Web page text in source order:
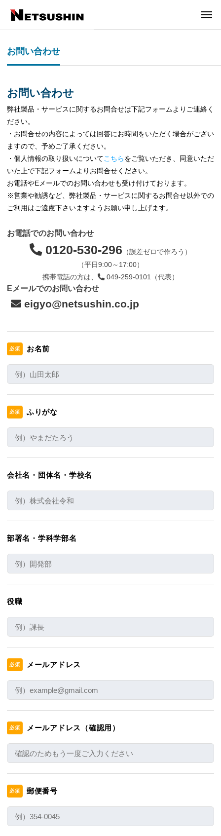
お問い合わせ
お問い合わせ
弊社製品・サービスに関するお問合せは下記フォームよりご連絡く
ださい。
・お問合せの内容によっては回答にお時間をいただく場合がござい
ますので、予めご了承ください。
・個人情報の取り扱いについてこちらをご覧いただき、同意いただ
いた上で下記フォームよりお問合せください。
お電話やEメールでのお問い合わせも受け付けております。
※営業や勧誘など、弊社製品・サービスに関するお問合せ以外での
ご利用はご遠慮下さいますようお願い申し上げます。
お電話でのお問い合わせ
0120-530-296 （誤差ゼロで作ろう）
（平日9:00～17:00）
携帯電話の方は、
049-259-0101（代表）
Eメールでのお問い合わせ
eigyo@netsushin.co.jp
必須 お名前
必須 ふりがな
会社名・団体名・学校名
部署名・学科学部名
役職
必須 メールアドレス
必須 メールアドレス（確認用）
必須 郵便番号